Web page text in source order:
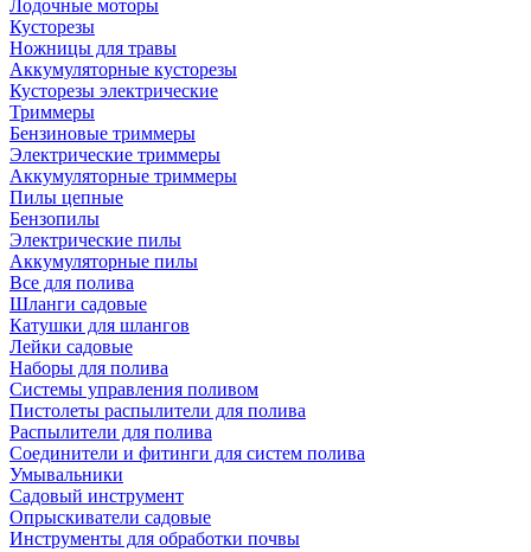
Лодочные моторы
Кусторезы
Ножницы для травы
Аккумуляторные кусторезы
Кусторезы электрические
Триммеры
Бензиновые триммеры
Электрические триммеры
Аккумуляторные триммеры
Пилы цепные
Бензопилы
Электрические пилы
Аккумуляторные пилы
Все для полива
Шланги садовые
Катушки для шлангов
Лейки садовые
Наборы для полива
Системы управления поливом
Пистолеты распылители для полива
Распылители для полива
Соединители и фитинги для систем полива
Умывальники
Садовый инструмент
Опрыскиватели садовые
Инструменты для обработки почвы